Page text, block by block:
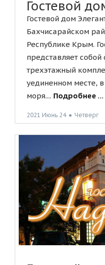
Гостевой
Гостевой дом
Бахчисарайском
Республике Крым.
представляет
трехэтажный
уединенном месте,
моря.... Подробнее ...
2021 Июнь 24 ● Четверг